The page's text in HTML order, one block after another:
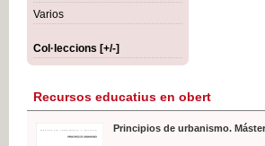
Varios
Col·leccions [+/-]
Recursos educatius en obert
Principios de urbanismo.